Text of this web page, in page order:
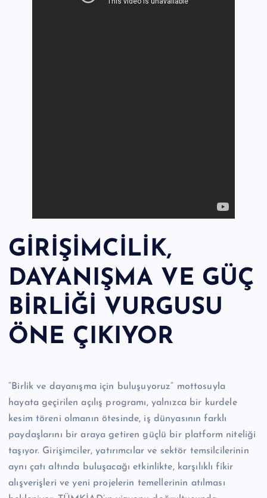
GİRİŞİMCİLİK,
DAYANIŞMA VE GÜÇ
BİRLİĞİ VURGUSU
ÖNE ÇIKIYOR
“Birlik ve dayanışma için buluşuyoruz” mottosuyla
hayata geçirilen açılış programı, yalnızca bir kurdele
kesim töreni olmanın ötesinde, iş dünyasının farklı
paydaşlarını bir araya getiren güçlü bir platform niteliği
taşıyor. Girişimciler, yatırımcılar ve sektör temsilcilerinin
aynı çatı altında buluşacağı etkinlikte, karşılıklı fikir
alışverişleri ve yeni projelerin temellerinin atılması